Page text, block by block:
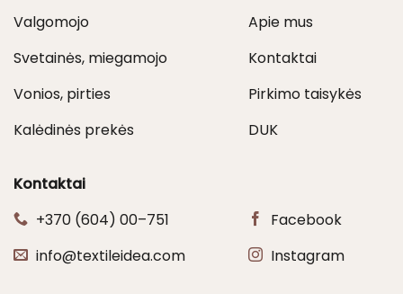
Valgomojo
Svetainės, miegamojo
Vonios, pirties
Kalėdinės prekės
Apie mus
Kontaktai
Pirkimo taisykės
DUK
Kontaktai
+370 (604) 00–751
info@textileidea.com
Facebook
Instagram